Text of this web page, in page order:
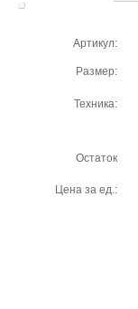
Артикул:
Размер:
Техника:
Остаток
Цена за ед.: